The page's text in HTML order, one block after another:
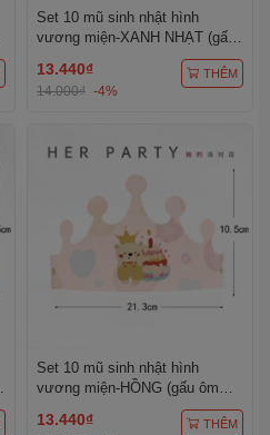
Set 10 mũ sinh nhật hình
vương miện-XANH NHẠT (gấu
13.440₫
14.000₫ -4%
THÊM
Set 10 mũ sinh nhật hình
vương miện-HỒNG (gấu ôm
13.440₫ THÊM